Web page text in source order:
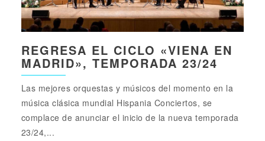
REGRESA EL CICLO «VIENA EN
MADRID», TEMPORADA 23/24
Las mejores orquestas y músicos del momento en la
música clásica mundial Hispania Conciertos, se
complace de anunciar el inicio de la nueva temporada
23/24,...